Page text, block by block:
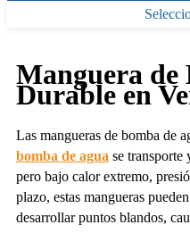
Manguera de
Durable en
Las mangueras de bomba de
bomba de agua se transporte
pero bajo calor extremo,
plazo, estas mangueras
desarrollar puntos blandos,